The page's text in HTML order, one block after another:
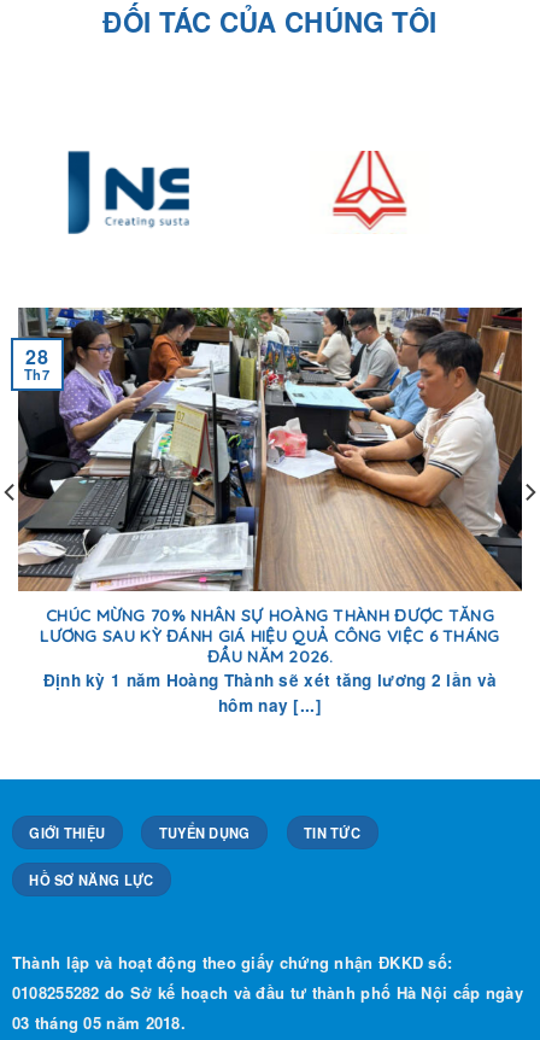
CHÚC MỪNG 70% NHÂN SỰ HOÀNG THÀNH ĐƯỢC TĂNG
LƯƠNG SAU KỲ ĐÁNH GIÁ HIỆU QUẢ CÔNG VIỆC 6 THÁNG
ĐẦU NĂM 2026.
Định kỳ 1 năm Hoàng Thành sẽ xét tăng lương 2 lần và
hôm nay [...]
28
Th7
HỒ SƠ NĂNG LỰC
0108255282 do Sở kế hoạch và đầu tư thành phố Hà Nội cấp ngày
03 tháng 05 năm 2018.